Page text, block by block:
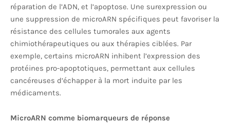
réparation de l’ADN, et l’apoptose. Une surexpression ou
une suppression de microARN spécifiques peut favoriser la
résistance des cellules tumorales aux agents
chimiothérapeutiques ou aux thérapies ciblées. Par
exemple, certains microARN inhibent l’expression des
protéines pro-apoptotiques, permettant aux cellules
cancéreuses d’échapper à la mort induite par les
médicaments.
MicroARN comme biomarqueurs de réponse